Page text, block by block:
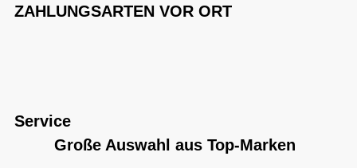
ZAHLUNGSARTEN VOR ORT
Service
Große Auswahl aus Top-Marken